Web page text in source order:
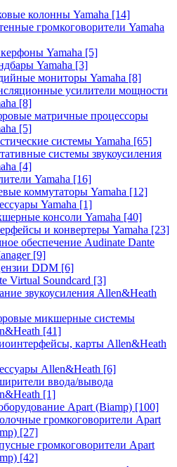
колонны Yamaha [14]
громкоговорители Yamaha
Yamaha [5]
Yamaha [3]
мониторы Yamaha [8]
усилители мощности
[8]
матричные процессоры
[5]
системы Yamaha [65]
системы звукоусиления
[4]
Yamaha [16]
коммутаторы Yamaha [12]
Yamaha [1]
консоли Yamaha [40]
и конвертеры Yamaha [23]
обеспечение Audinate Dante
[9]
DDM [6]
Virtual Soundcard [3]
звукоусиления Allen&Heath
микшерные системы
[41]
карты Allen&Heath
Allen&Heath [6]
ввода/вывода
[1]
Apart (Biamp) [100]
громкоговорители Apart
[27]
громкоговорители Apart
[42]